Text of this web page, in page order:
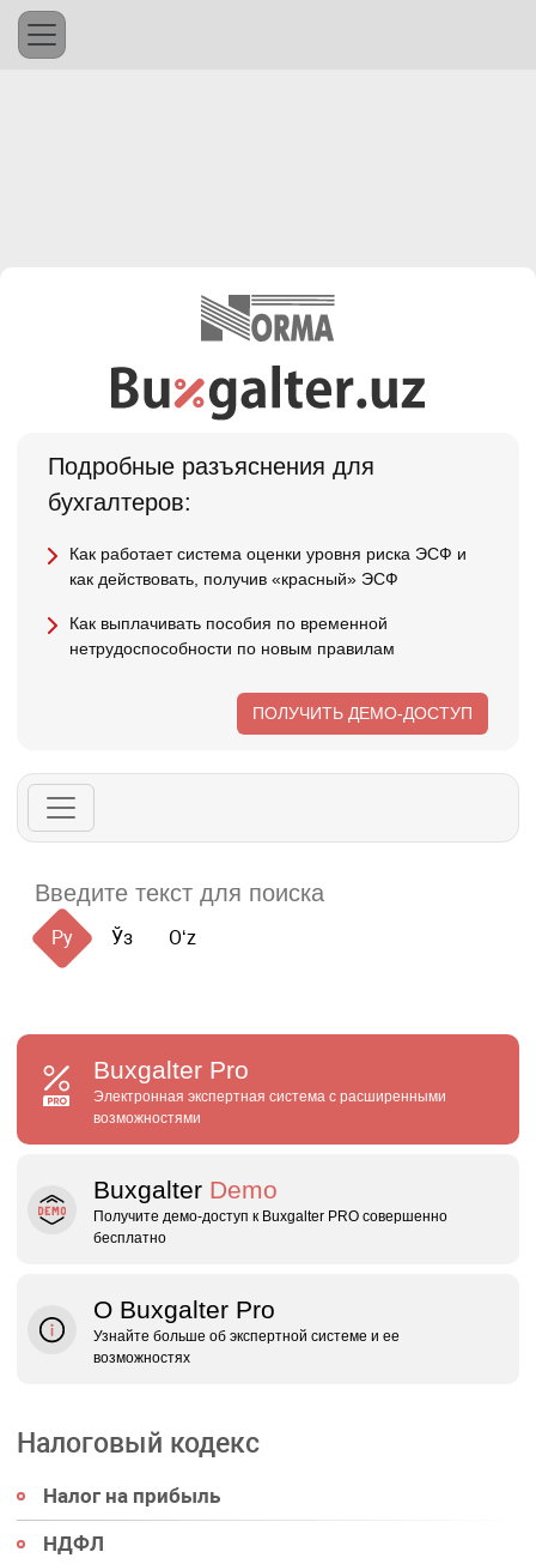
Подробные разъяснения для
бухгалтеров:
Как работает система оценки уровня риска ЭСФ и
как действовать, получив «красный» ЭСФ
Как выплачивать пособия по временной
нетрудоспособности по новым правилам
ПОЛУЧИТЬ ДЕМО-ДОСТУП
Ру Ўз Oʻz
Buxgalter Pro
Электронная экспертная система с расширенными
возможностями
Buxgalter Demo
Получите демо‑доступ к Buxgalter PRO совершенно
бесплатно
О Buxgalter Pro
Узнайте больше об экспертной системе и ее
возможностях
Налоговый кодекс
Налог на прибыль
НДФЛ